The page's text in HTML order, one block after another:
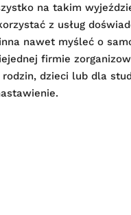
na takim
z usług
nawet myśleć o
firmie
dzieci lub dla